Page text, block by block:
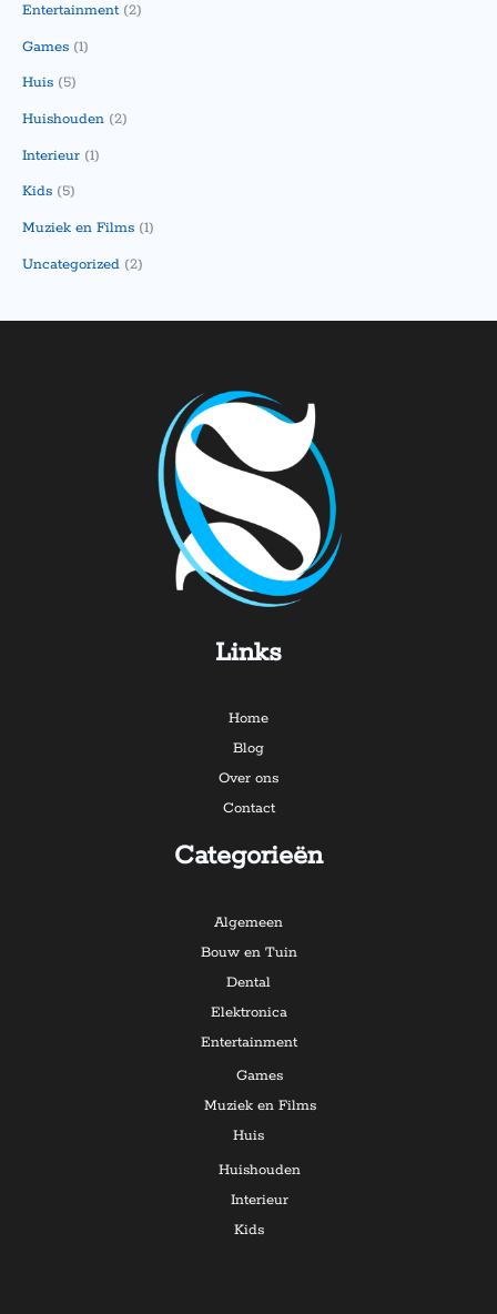
Entertainment(2)
Games (1)
Huis (5)
Huishouden (2)
Interieur (1)
Kids (5)
Muziek en Films (1)
Uncategorized (2)
Links
Home
Blog
Over ons
Contact
Categorieën
Algemeen
Bouw en Tuin
Dental
Elektronica
Entertainment
Games
Muziek en Films
Huis
Huishouden
Interieur
Kids